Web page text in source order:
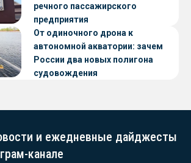
речного пассажирского
предприятия
От одиночного дрона к
автономной акватории: зачем
России два новых полигона
судовождения
и ежедневные дайджесты
канале